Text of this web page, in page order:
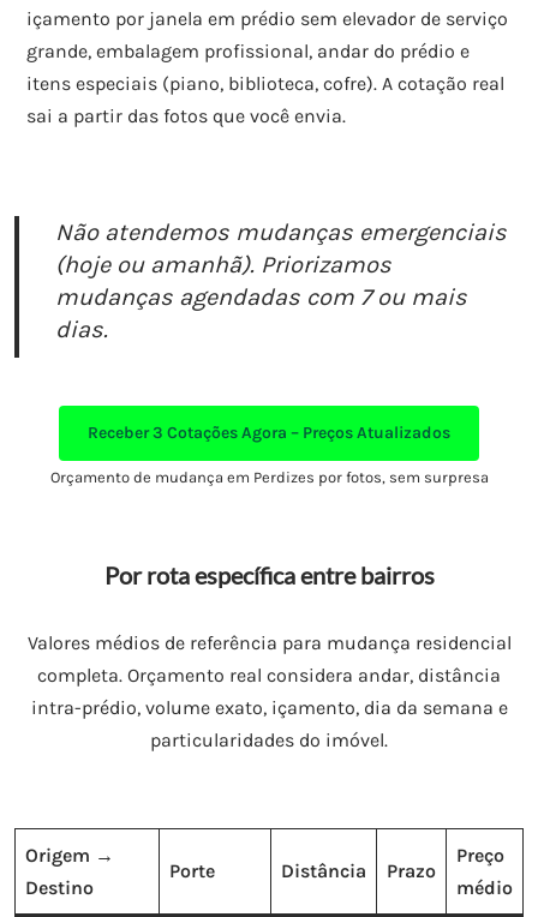
içamento por janela em prédio sem elevador de serviço
grande, embalagem profissional, andar do prédio e
itens especiais (piano, biblioteca, cofre). A cotação real
sai a partir das fotos que você envia.
Não atendemos mudanças emergenciais
(hoje ou amanhã). Priorizamos
mudanças agendadas com 7 ou mais
dias.
Receber3 Cotações Agora – Preços Atualizados
Orçamento de mudança em Perdizes por fotos, sem surpresa
Por rota específica entre bairros
Valores médios de referência para mudança residencial
completa. Orçamento real considera andar, distância
intra-prédio, volume exato, içamento, dia da semana e
particularidades do imóvel.
Origem →
Destino
Porte Distância Prazo
Preço
médio